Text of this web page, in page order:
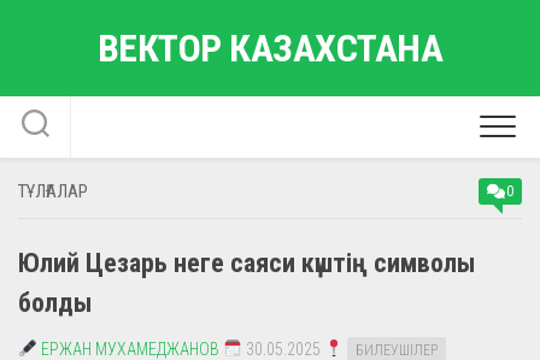
ВЕКТОР КАЗАХСТАНА
ТҰЛҒАЛАР 0
Юлий Цезарь неге саяси күштің символы
болды
ЕРЖАН МУХАМЕДЖАНОВ 30.05.2025
БИЛЕУШІЛЕР